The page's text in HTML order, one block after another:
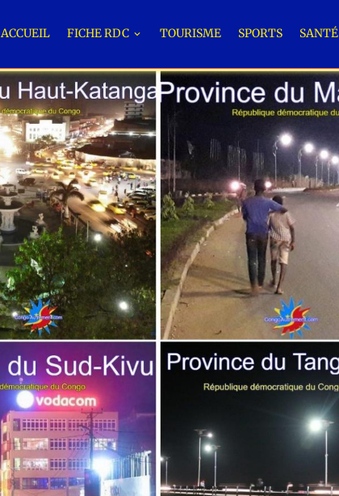
ACCUEIL FICHE RDC TOURISME SPORTS SANTÉ